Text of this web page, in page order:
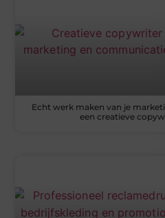
Echt werk maken van je
een creatieve